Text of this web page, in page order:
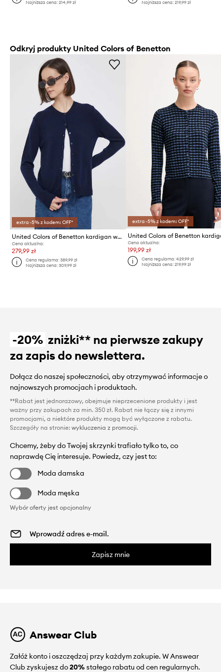
Najniższa cena:214,99 zł Najniższa cena: 219,99 zł
Odkryj produkty United Colors of Benetton
extra -5% z kodem: OFF*
United Colors of Benetton kardigan wełniany
Cena aktualna:
279,99 zł
Cena regularna:389,99 zł
Najniższa cena:309,99 zł
extra -5% z kodem: OFF*
United Colors of Benetton
Cena aktualna:
199,99 zł
Cena regularna: 429,99 zł
Najniższa cena: 219,99 zł
-20% zniżki** na pierwsze zakupy
za zapis do newslettera.
Dołącz do naszej społeczności, aby otrzymywać informacje o
najnowszych promocjach i produktach.
**Rabat jest jednorazowy, obejmuje nieprzecenione produkty i jest
ważny przy zakupach za min. 350 zł. Rabat nie łączy się z innymi
promocjami, a niektóre produkty mogą być wyłączone z rabatu.
Szczegóły na stronie: wykluczenia z promocji.
Chcemy, żeby do Twojej skrzynki trafiało tylko to, co
naprawdę Cię interesuje. Powiedz, czy jest to:
Moda damska
Moda męska
Wybór oferty jest opcjonalny
Zapisz mnie
Answear Club
Załóż konto i oszczędzaj przy każdym zakupie. W Answear
Club zyskujesz do20%stałego rabatu od cen regularnych.